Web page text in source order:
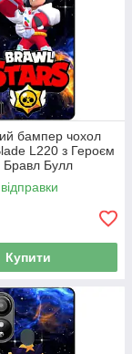
бампер чохол
L220 з Героєм
Бравл Булл
Купити